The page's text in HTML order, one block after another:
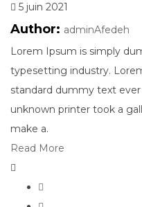
5 juin 2021
Author: adminAfedeh
Lorem Ipsum is simply
typesetting industry.
standard dummy text
unknown printer took a
make a.
Read More